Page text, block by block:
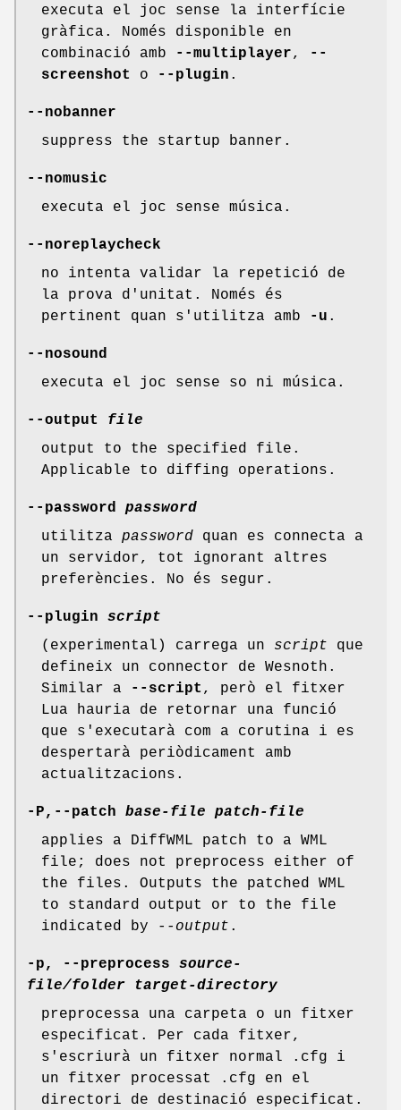
executa el joc sense la interfície
gràfica. Només disponible en
combinació amb
--multiplayer,
--
screenshot
o --plugin .
--nobanner
suppress the startup banner.
--nomusic
executa el joc sense música.
--noreplaycheck
no intenta validar la repetició de
la prova d'unitat. Només és
pertinent quan s'utilitza amb
-u .
--nosound
executa el joc sense so ni música.
--output
file
output to the specified file.
Applicable to diffing operations.
--password password
utilitza password quan es connecta a
un servidor, tot ignorant altres
preferències. No és segur.
--plugin script
(experimental) carrega un script que
defineix un connector de Wesnoth.
Similar a
--script , però el fitxer
Lua hauria de retornar una funció
que s'executarà com a corutina i es
despertarà periòdicament amb
actualitzacions.
-P,--patch base-file
patch-file
applies a DiffWML patch to a WML
file; does not preprocess either of
the files. Outputs the patched WML
to standard output or to the file
indicated by
--output .
-p, --preprocess source-
file/folder
target-directory
preprocessa una carpeta o un fitxer
especificat. Per cada fitxer,
s'escriurà un fitxer normal .cfg i
un fitxer processat .cfg en el
directori de destinació especificat.